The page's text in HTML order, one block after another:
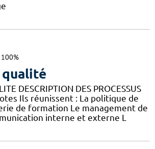
100%
qualité
DESCRIPTION DES PROCESSUS
Ils réunissent : La politique de
de formation Le management de
interne et externe L